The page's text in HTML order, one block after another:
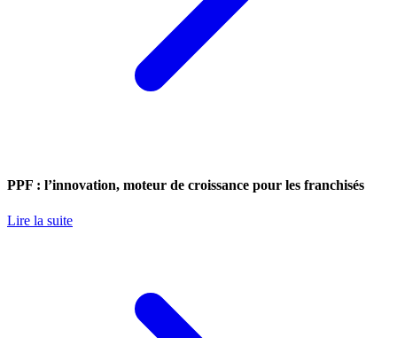
PPF : l’innovation, moteur de croissance pour les franchisés
Lire la suite